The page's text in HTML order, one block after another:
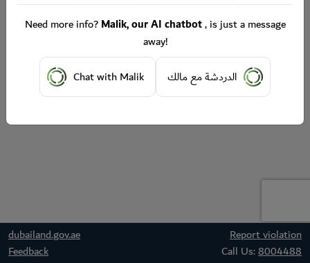
dubailand.gov.ae
Report violation
Feedback
Call Us:8004488
Need more info?Malik, our AI chatbot, is just a message
away!
Chat with Malik
الدردشة مع مالك